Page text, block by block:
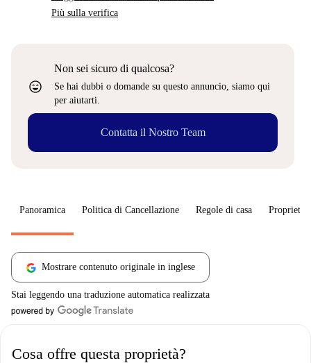
Più sulla verifica
sentiment_very_satisfied
Non sei sicuro di qualcosa?
Se hai dubbi o domande su questo annuncio, siamo qui
per aiutarti.
Contatta il Nostro Team
Panoramica Politica di Cancellazione Regole di casa
Mostrare contenuto originale in inglese
Stai leggendo una traduzione automatica realizzata
Cosa offre questa proprietà?